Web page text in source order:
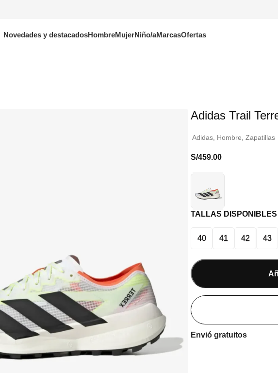
Novedades y destacadosHombreMujerNiño/aMarcasOfertas
Adidas Trail
Adidas Hombre Zapatillas
S/459.00
TALLAS DISPONIBLES
40 41 42 43
Envió gratuitos